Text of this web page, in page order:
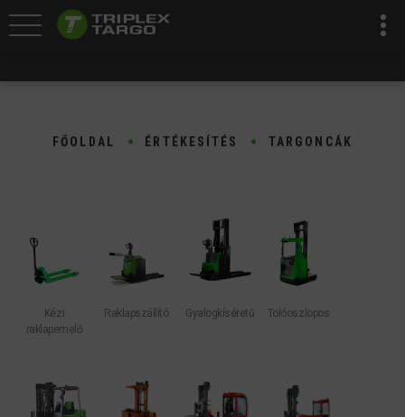
FŐOLDAL ÉRTÉKESÍTÉS TARGONCÁK
Kézi
raklapemelő
Raklapszállító Gyalogkíséretű Tolóoszlopos